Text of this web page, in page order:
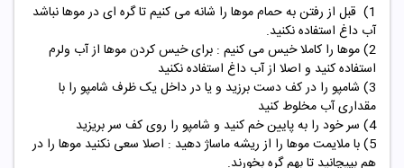
1) قبل از رفتن به حمام موها را شانه می کنیم تا گره ای در موها نباشد
آب داغ استفاده نکنید.
2) موها را کاملا خیس می کنیم : برای خیس کردن موها از آب ولرم
استفاده کنید و اصلا از آب داغ استفاده نکنید
3) شامپو را در کف دست برزید و یا در داخل یک ظرف شامپو را با
مقداری آب مخلوط کنید
4) سر خود را به پایین خم کنید و شامپو را روی کف سر بریزید
5) با ملایمت موها را از ریشه ماساژ دهید : اصلا سعی نکنید موها را در
هم بپیچانید تا بهم گره بخورند.